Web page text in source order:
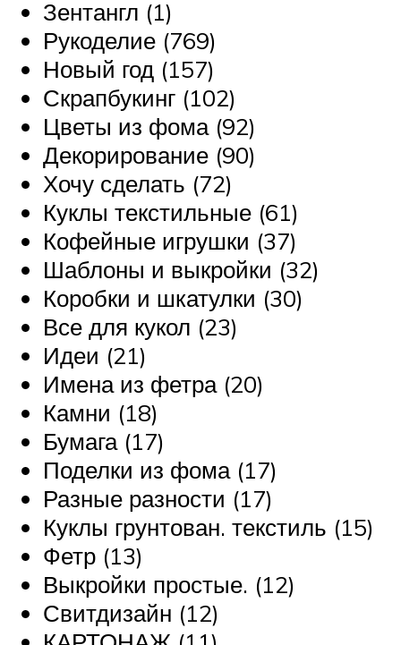
Зентангл (1)
Рукоделие (769)
Новый год (157)
Скрапбукинг (102)
Цветы из фома (92)
Декорирование (90)
Хочу сделать (72)
Куклы текстильные (61)
Кофейные игрушки (37)
Шаблоны и выкройки (32)
Коробки и шкатулки (30)
Все для кукол (23)
Идеи (21)
Имена из фетра (20)
Камни (18)
Бумага (17)
Поделки из фома (17)
Разные разности (17)
Куклы грунтован. текстиль (15)
Фетр (13)
Выкройки простые. (12)
Свитдизайн (12)